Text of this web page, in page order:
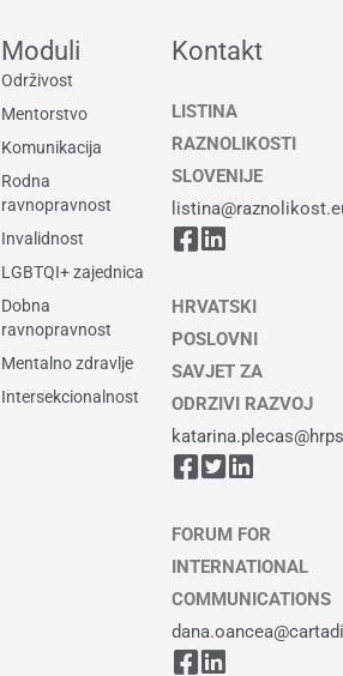
Moduli
Održivost
Mentorstvo
Komunikacija
Rodna
ravnopravnost
Invalidnost
LGBTQI+ zajednica
Dobna
ravnopravnost
Mentalno zdravlje
Intersekcionalnost
Kontakt
LISTINA
RAZNOLIKOSTI
SLOVENIJE
HRVATSKI
POSLOVNI
SAVJET ZA
ODRZIVI RAZVOJ
FORUM FOR
INTERNATIONAL
COMMUNICATIONS